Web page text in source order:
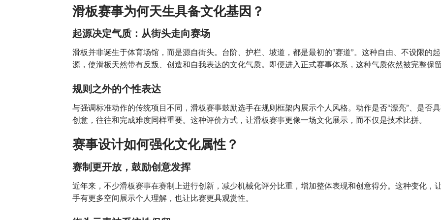
滑板赛事为何天生具备文化基因？
起源决定气质：从街头走向赛场
滑板并非诞生于体育场馆，而是源自街头。台阶、护栏、坡道，都是最初的“赛道”。这种自由、不设限的起
源，使滑板天然带有反叛、创造和自我表达的文化气质。即便进入正式赛事体系，这种气质依然被完整保留
规则之外的个性表达
与强调标准动作的传统项目不同，滑板赛事鼓励选手在规则框架内展示个人风格。动作是否“漂亮”、是否
创意，往往和完成难度同样重要。这种评价方式，让滑板赛事更像一场文化展示，而不仅是技术比拼。
赛事设计如何强化文化属性？
赛制更开放，鼓励创意发挥
近年来，不少滑板赛事在赛制上进行创新，减少机械化评分比重，增加整体表现和创意得分。这种变化，
手有更多空间展示个人理解，也让比赛更具观赏性。